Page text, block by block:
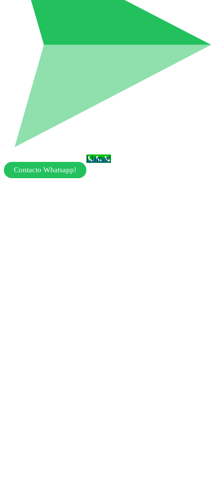
Contacto Whatsapp!
Llamar!